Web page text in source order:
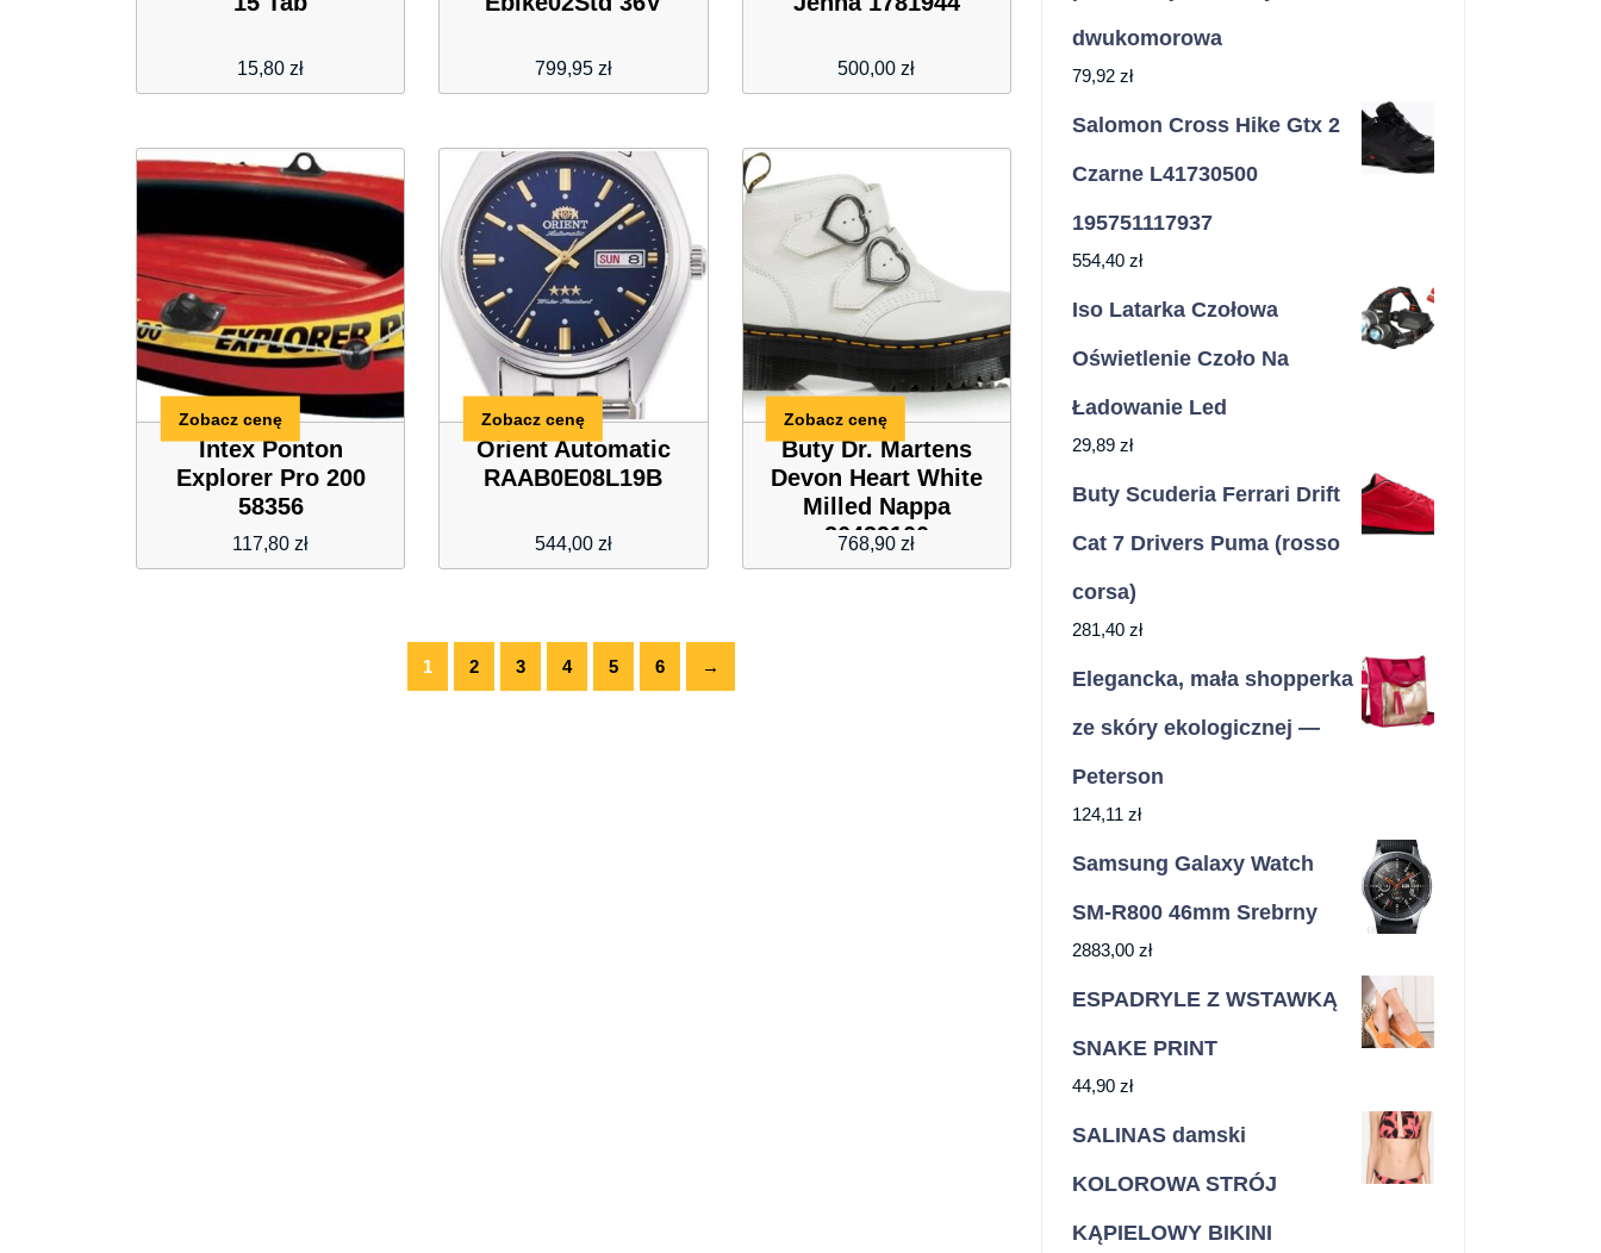
15,80zł 799,95 zł 500,00zł
Intex Ponton
Explorer Pro 200
58356
117,80zł
Zobacz cenę
Orient Automatic
RAAB0E08L19B
544,00 zł
Zobacz cenę
Buty Dr. Martens
Devon Heart White
Milled Nappa
26439100
768,90zł
Zobacz cenę
1 2 3 4 5 6 →
dwukomorowa
79,92 zł
Salomon Cross Hike Gtx 2
Czarne L41730500
195751117937
554,40 zł
Iso Latarka Czołowa
Oświetlenie Czoło Na
Ładowanie Led
29,89 zł
Buty Scuderia Ferrari Drift
Cat 7 Drivers Puma (rosso
corsa)
281,40 zł
Elegancka, mała shopperka
ze skóry ekologicznej —
Peterson
124,11 zł
Samsung Galaxy Watch
SM-R800 46mm Srebrny
2883,00 zł
ESPADRYLE Z WSTAWKĄ
SNAKE PRINT
44,90 zł
SALINAS damski
KOLOROWA STRÓJ
KĄPIELOWY BIKINI